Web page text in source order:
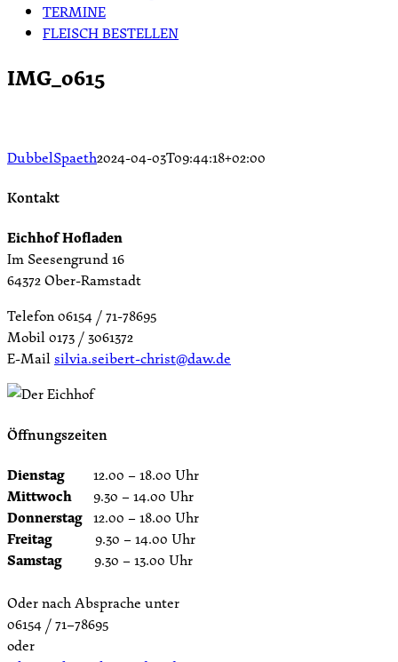
TERMINE
FLEISCH BESTELLEN
IMG_0615
DubbelSpaeth2024-04-03T09:44:18+02:00
Kontakt
Eichhof Hofladen
Im Seesengrund 16
64372 Ober-Ramstadt
Telefon 06154 / 71-78695
Mobil 0173 / 3061372
E-Mailsilvia.seibert-christ@daw.de
Öffnungszeiten
Dienstag 12.00 – 18.00 Uhr
Mittwoch 9.30 – 14.00 Uhr
Donnerstag 12.00 – 18.00 Uhr
Freitag 9.30 – 14.00 Uhr
Samstag 9.30 – 13.00 Uhr
Oder nach Absprache unter
06154 / 71–78695
oder